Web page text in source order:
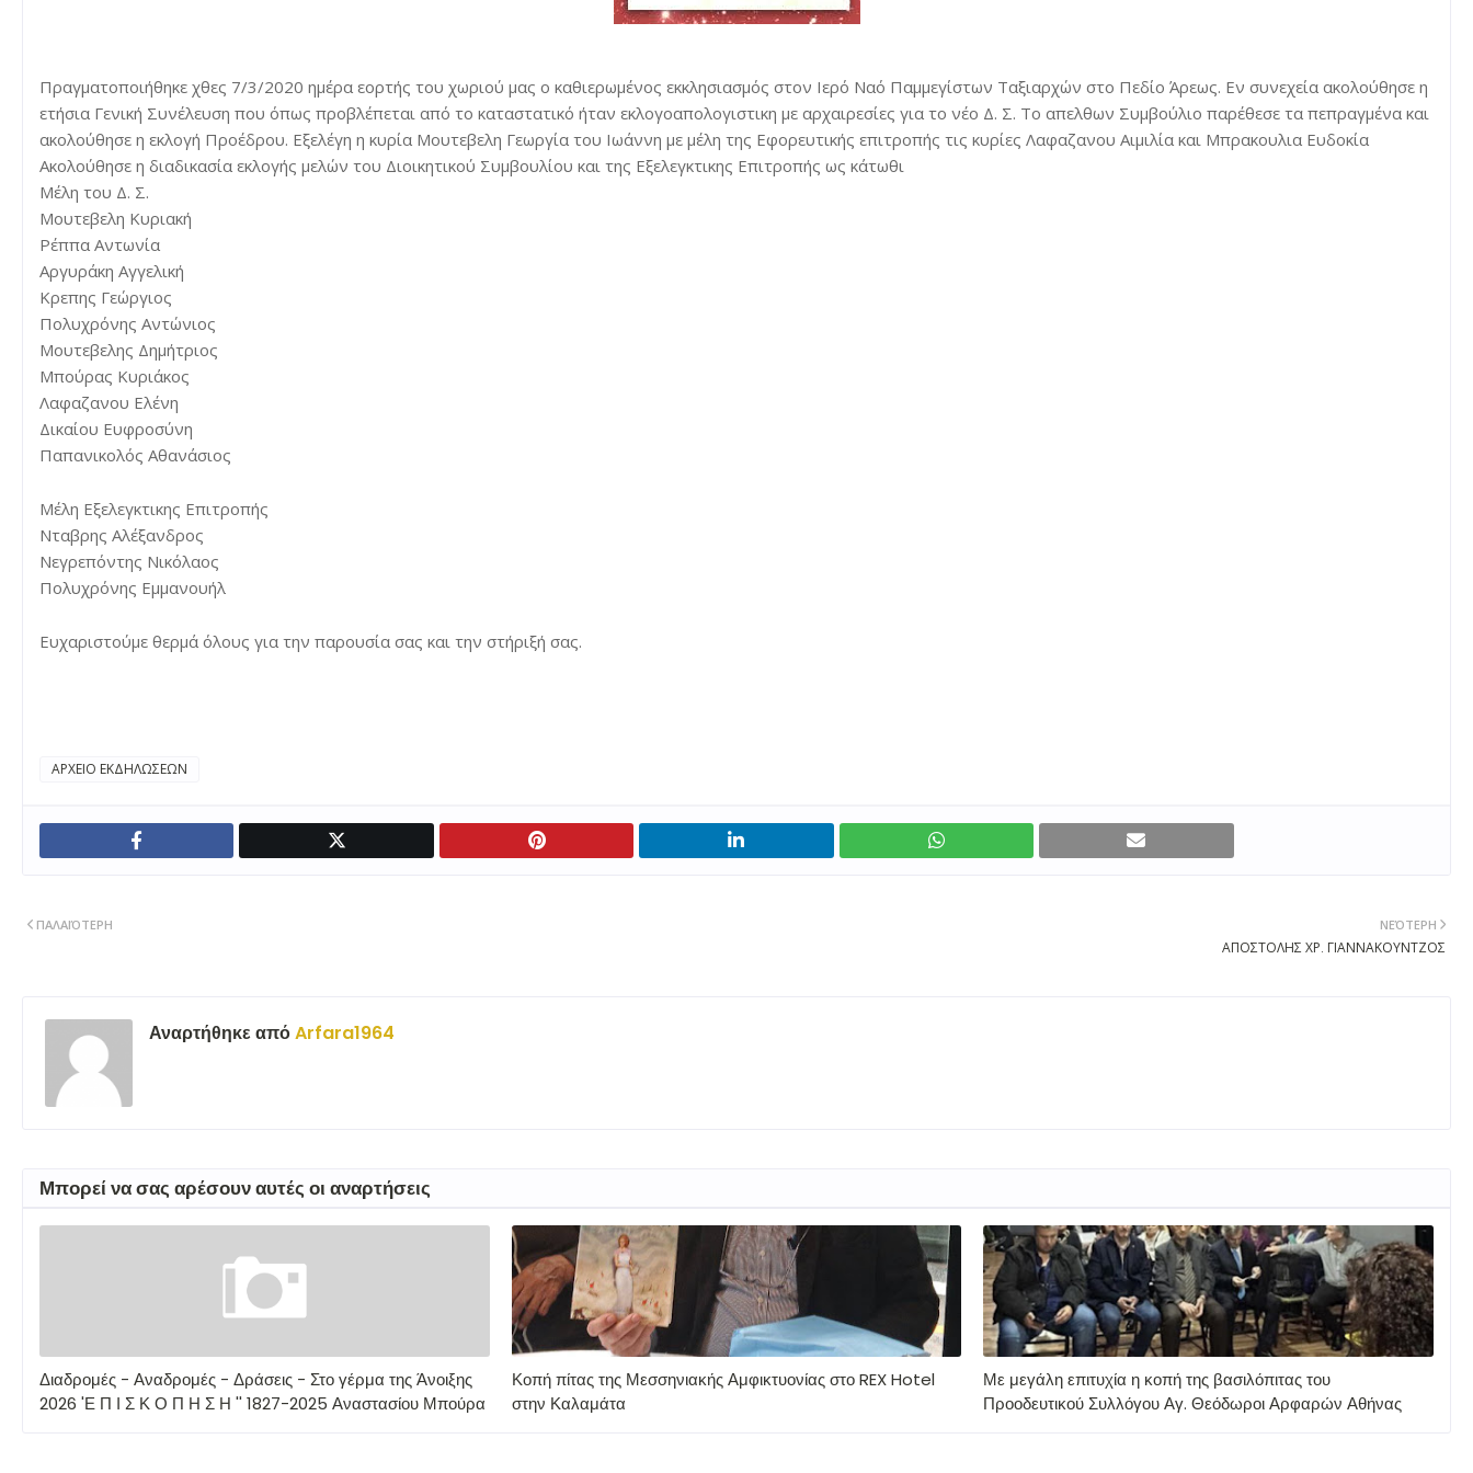
Πραγματοποιήθηκε χθες 7/3/2020 ημέρα εορτής του χωριού μας ο καθιερωμένος εκκλησιασμός στον Ιερό Ναό Παμμεγίστων Ταξιαρχών στο Πεδίο Άρεως. Εν συνεχεία ακολούθησε η
ετήσια Γενική Συνέλευση που όπως προβλέπεται από το καταστατικό ήταν εκλογοαπολογιστικη με αρχαιρεσίες για το νέο Δ. Σ. Το απελθων Συμβούλιο παρέθεσε τα πεπραγμένα και
ακολούθησε η εκλογή Προέδρου. Εξελέγη η κυρία Μουτεβελη Γεωργία του Ιωάννη με μέλη της Εφορευτικής επιτροπής τις κυρίες Λαφαζανου Αιμιλία και Μπρακουλια Ευδοκία
Ακολούθησε η διαδικασία εκλογής μελών του Διοικητικού Συμβουλίου και της Εξελεγκτικης Επιτροπής ως κάτωθι
Μέλη του Δ. Σ.
Μουτεβελη Κυριακή
Ρέππα Αντωνία
Αργυράκη Αγγελική
Κρεπης Γεώργιος
Πολυχρόνης Αντώνιος
Μουτεβελης Δημήτριος
Μπούρας Κυριάκος
Λαφαζανου Ελένη
Δικαίου Ευφροσύνη
Παπανικολός Αθανάσιος
Μέλη Εξελεγκτικης Επιτροπής
Νταβρης Αλέξανδρος
Νεγρεπόντης Νικόλαος
Πολυχρόνης Εμμανουήλ
Ευχαριστούμε θερμά όλους για την παρουσία σας και την στήριξή σας.
ΑΡΧΕΙΟ ΕΚΔΗΛΩΣΕΩΝ
ΝΕΌΤΕΡΗ
ΑΠΟΣΤΟΛΗΣ ΧΡ. ΓΙΑΝΝΑΚΟΥΝΤΖΟΣ
ΠΑΛΑΙΌΤΕΡΗ
Αναρτήθηκε απόArfara1964
Μπορεί να σας αρέσουν αυτές οι αναρτήσεις
Διαδρομές - Αναδρομές - Δράσεις - Στο γέρμα της Άνοιξης
2026 'Ε Π Ι Σ Κ Ο Π Η Σ Η '' 1827-2025 Αναστασίου Μπούρα
Κοπή πίτας της Μεσσηνιακής Αμφικτυονίας στο REX Hotel
στην Καλαμάτα
Με μεγάλη επιτυχία η κοπή της βασιλόπιτας του
Προοδευτικού Συλλόγου Αγ. Θεόδωροι Αρφαρών Αθήνας